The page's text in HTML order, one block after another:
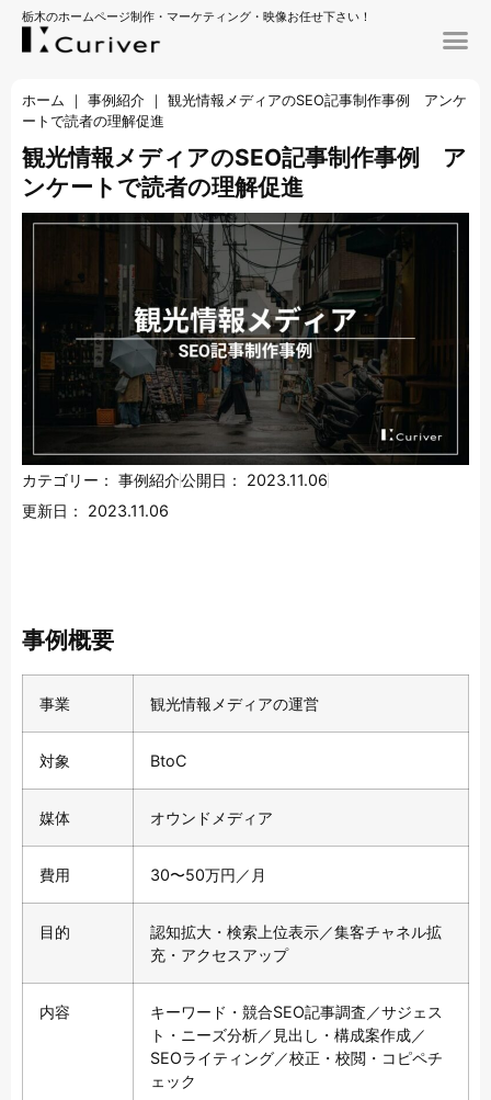
栃木のホームページ制作・マーケティング・映像お任せ下さい！
ホーム ｜ 事例紹介 ｜
観光情報メディアのSEO記事制作事例 アンケ
ートで読者の理解促進
観光情報メディアのSEO記事制作事例 ア
ンケートで読者の理解促進
カテゴリー： 事例紹介公開日：
2023.11.06
更新日：
2023.11.06
事例概要
事業 観光情報メディアの運営
対象 BtoC
媒体 オウンドメディア
費用 30〜50万円／月
目的
認知拡大・検索上位表示／集客チャネル拡
充・アクセスアップ
内容
キーワード・競合SEO記事調査／サジェス
ト・ニーズ分析／見出し・構成案作成／
SEOライティング／校正・校閲・コピペチ
ェック